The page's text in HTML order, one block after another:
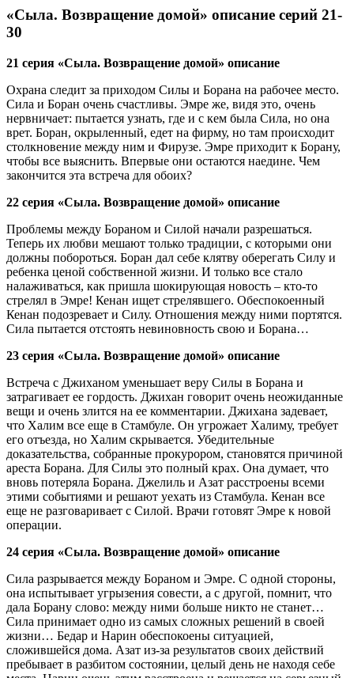
«Сыла. Возвращение домой» описание серий 21-
30
21 серия «Сыла. Возвращение домой» описание
Охрана следит за приходом Силы и Борана на рабочее место.
Сила и Боран очень счастливы. Эмре же, видя это, очень
нервничает: пытается узнать, где и с кем была Сила, но она
врет. Боран, окрыленный, едет на фирму, но там происходит
столкновение между ним и Фирузе. Эмре приходит к Борану,
чтобы все выяснить. Впервые они остаются наедине. Чем
закончится эта встреча для обоих?
22 серия «Сыла. Возвращение домой» описание
Проблемы между Бораном и Силой начали разрешаться.
Теперь их любви мешают только традиции, с которыми они
должны побороться. Боран дал себе клятву оберегать Силу и
ребенка ценой собственной жизни. И только все стало
налаживаться, как пришла шокирующая новость – кто-то
стрелял в Эмре! Кенан ищет стрелявшего. Обеспокоенный
Кенан подозревает и Силу. Отношения между ними портятся.
Сила пытается отстоять невиновность свою и Борана…
23 серия «Сыла. Возвращение домой» описание
Встреча с Джиханом уменьшает веру Силы в Борана и
затрагивает ее гордость. Джихан говорит очень неожиданные
вещи и очень злится на ее комментарии. Джихана задевает,
что Халим все еще в Стамбуле. Он угрожает Халиму, требует
его отъезда, но Халим скрывается. Убедительные
доказательства, собранные прокурором, становятся причиной
ареста Борана. Для Силы это полный крах. Она думает, что
вновь потеряла Борана. Джелиль и Азат расстроены всеми
этими событиями и решают уехать из Стамбула. Кенан все
еще не разговаривает с Силой. Врачи готовят Эмре к новой
операции.
24 серия «Сыла. Возвращение домой» описание
Сила разрывается между Бораном и Эмре. С одной стороны,
она испытывает угрызения совести, а с другой, помнит, что
дала Борану слово: между ними больше никто не станет…
Сила принимает одно из самых сложных решений в своей
жизни… Бедар и Нарин обеспокоены ситуацией,
сложившейся дома. Азат из-за результатов своих действий
пребывает в разбитом состоянии, целый день не находя себе